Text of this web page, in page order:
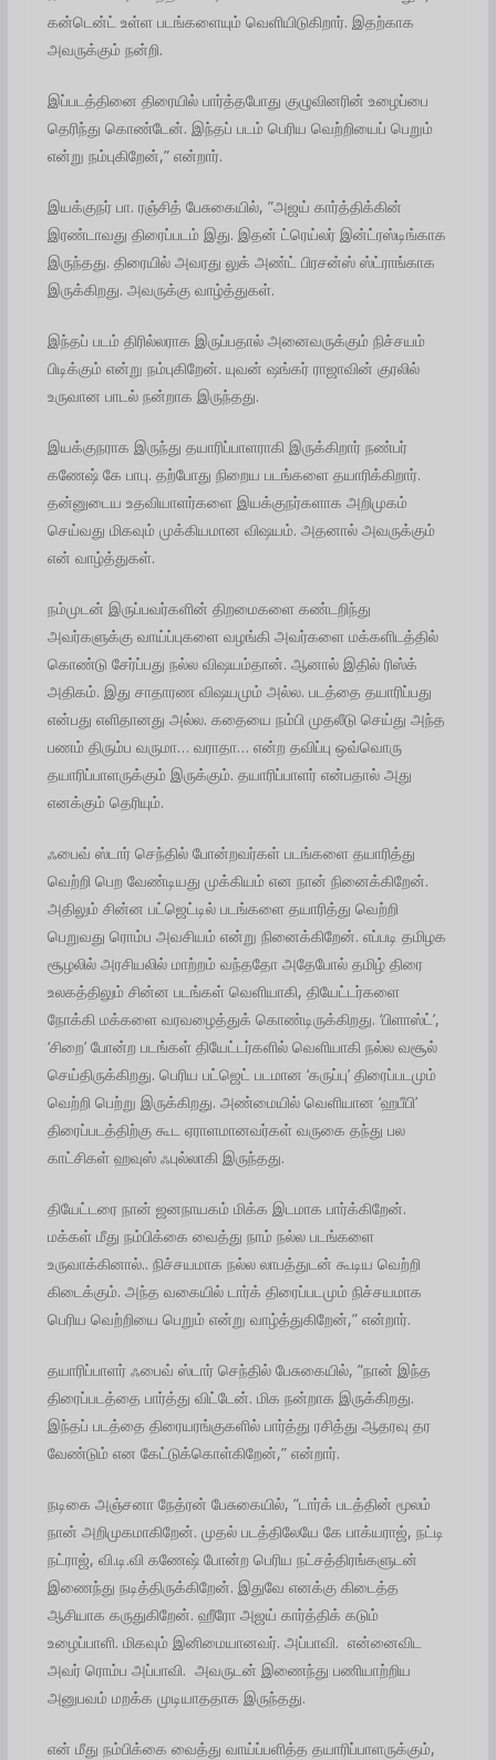
கன்டென்ட் உள்ள படங்களையும் வெளியிடுகிறார். இதற்காக
அவருக்கும் நன்றி.
இப்படத்தினை திரையில் பார்த்தபோது குழுவினரின் உழைப்பை
தெரிந்து கொண்டேன். இந்தப் படம் பெரிய வெற்றியைப் பெறும்
என்று நம்புகிறேன்,” என்றார்.
இயக்குநர் பா. ரஞ்சித் பேசுகையில், ”அஜய் கார்த்திக்கின்
இரண்டாவது திரைப்படம் இது. இதன் ட்ரெய்லர் இன்ட்ரஸ்டிங்காக
இருந்தது. திரையில் அவரது லுக் அண்ட் பிரசன்ஸ் ஸ்ட்ராங்காக
இருக்கிறது.‌ அவருக்கு வாழ்த்துகள்.
இந்தப் படம் திரில்லராக இருப்பதால் அனைவருக்கும் நிச்சயம்
பிடிக்கும் என்று நம்புகிறேன். யுவன் ஷங்கர் ராஜாவின் குரலில்
உருவான பாடல் நன்றாக இருந்தது.
இயக்குநராக இருந்து தயாரிப்பாளராகி இருக்கிறார் நண்பர்
கணேஷ் கே பாபு. தற்போது நிறைய படங்களை தயாரிக்கிறார்.
தன்னுடைய உதவியாளர்களை இயக்குநர்களாக அறிமுகம்
செய்வது மிகவும் முக்கியமான விஷயம். அதனால் அவருக்கும்
என் வாழ்த்துகள்.
நம்முடன் இருப்பவர்களின் திறமைகளை கண்டறிந்து
அவர்களுக்கு வாய்ப்புகளை வழங்கி அவர்களை மக்களிடத்தில்
கொண்டு சேர்ப்பது நல்ல விஷயம்தான். ஆனால் இதில் ரிஸ்க்
அதிகம். இது சாதாரண விஷயமும் அல்ல. படத்தை தயாரிப்பது
என்பது எளிதானது அல்ல. கதையை நம்பி முதலீடு செய்து அந்த
பணம் திரும்ப வருமா… வராதா… என்ற தவிப்பு ஒவ்வொரு
தயாரிப்பாளருக்கும் இருக்கும். தயாரிப்பாளர் என்பதால் அது
எனக்கும் தெரியும்.
ஃபைவ் ஸ்டார் செந்தில் போன்றவர்கள் படங்களை தயாரித்து
வெற்றி பெற வேண்டியது முக்கியம் என நான் நினைக்கிறேன்.
அதிலும் சின்ன பட்ஜெட்டில் படங்களை தயாரித்து வெற்றி
பெறுவது ரொம்ப அவசியம் என்று நினைக்கிறேன். எப்படி தமிழக
சூழலில் அரசியலில் மாற்றம் வந்ததோ அதேபோல் தமிழ் திரை
உலகத்திலும் சின்ன படங்கள் வெளியாகி, தியேட்டர்களை
நோக்கி மக்களை வரவழைத்துக் கொண்டிருக்கிறது. ‘பிளாஸ்ட்’,
‘சிறை’ போன்ற படங்கள் தியேட்டர்களில் வெளியாகி நல்ல வசூல்
செய்திருக்கிறது. பெரிய பட்ஜெட் படமான ‘கருப்பு’ திரைப்படமும்
வெற்றி பெற்று இருக்கிறது. அண்மையில் வெளியான ‘ஹபீபி’
திரைப்படத்திற்கு கூட ஏராளமானவர்கள் வருகை தந்து பல
காட்சிகள் ஹவுஸ் ஃபுல்லாகி இருந்தது.
தியேட்டரை நான் ஜனநாயகம் மிக்க இடமாக பார்க்கிறேன்.
மக்கள் மீது நம்பிக்கை வைத்து நாம் நல்ல படங்களை
உருவாக்கினால்.. நிச்சயமாக நல்ல லாபத்துடன் கூடிய வெற்றி
கிடைக்கும். அந்த வகையில் டார்க் திரைப்படமும் நிச்சயமாக
பெரிய வெற்றியை பெறும் என்று வாழ்த்துகிறேன்,” என்றார்.
தயாரிப்பாளர் ஃபைவ் ஸ்டார் செந்தில் பேசுகையில், ”நான் இந்த
திரைப்படத்தை பார்த்து விட்டேன். மிக நன்றாக இருக்கிறது.
இந்தப் படத்தை திரையரங்குகளில் பார்த்து ரசித்து ஆதரவு தர
வேண்டும் என கேட்டுக்கொள்கிறேன்,” என்றார்.
நடிகை அஞ்சனா நேத்ரன் பேசுகையில், ”டார்க் படத்தின் மூலம்
நான் அறிமுகமாகிறேன். முதல் படத்திலேயே கே பாக்யராஜ், நட்டி
நட்ராஜ், வி.டி.வி கணேஷ் போன்ற பெரிய நட்சத்திரங்களுடன்
இணைந்து நடித்திருக்கிறேன். இதுவே எனக்கு கிடைத்த
ஆசியாக கருதுகிறேன். ஹீரோ அஜய் கார்த்திக் கடும்
உழைப்பாளி. மிகவும் இனிமையானவர். அப்பாவி. என்னைவிட
அவர் ரொம்ப அப்பாவி. அவருடன் இணைந்து பணியாற்றிய
அனுபவம் மறக்க முடியாததாக இருந்தது.
என் மீது நம்பிக்கை வைத்து வாய்ப்பளித்த தயாரிப்பாளருக்கும்,